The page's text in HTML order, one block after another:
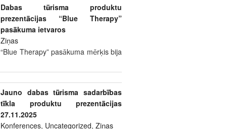
Dabas tūrisma produktu
prezentācijas “Blue Therapy”
pasākuma ietvaros
Ziņas
“Blue Therapy” pasākuma mērķis bija
Jauno dabas tūrisma sadarbības
tīkla produktu prezentācijas
27.11.2025
Konferences, Uncategorized,Ziņas